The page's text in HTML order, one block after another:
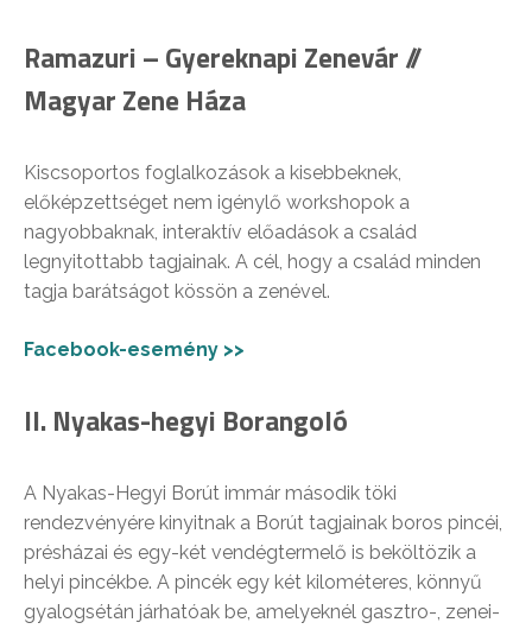
Ramazuri – Gyereknapi Zenevár //
Magyar Zene Háza
Kiscsoportos foglalkozások a kisebbeknek,
előképzettséget nem igénylő workshopok a
nagyobbaknak, interaktív előadások a család
legnyitottabb tagjainak. A cél, hogy a család minden
tagja barátságot kössön a zenével.
Facebook-esemény >>
II. Nyakas-hegyi Borangoló
A Nyakas-Hegyi Borút immár második töki
rendezvényére kinyitnak a Borút tagjainak boros pincéi,
présházai és egy-két vendégtermelő is beköltözik a
helyi pincékbe. A pincék egy két kilométeres, könnyű
gyalogsétán járhatóak be, amelyeknél gasztro-, zenei-